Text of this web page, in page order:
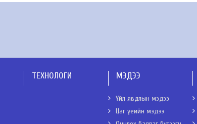
ТЕХНОЛОГИ МЭДЭЭ
Үйл явдлын мэдээ
Цаг үеийн мэдээ